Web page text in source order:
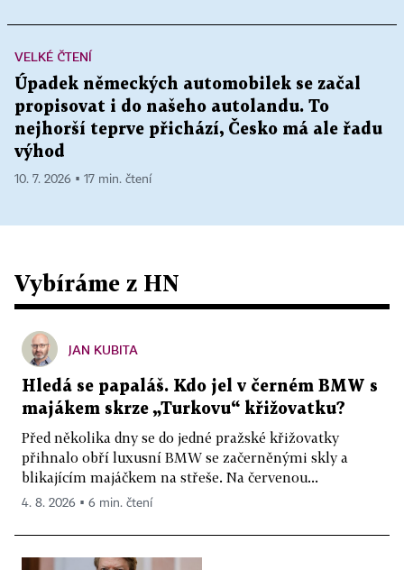
VELKÉ ČTENÍ
Úpadek německých automobilek se začal
propisovat i do našeho autolandu. To
nejhorší teprve přichází, Česko má ale řadu
výhod
10. 7. 2026 ▪ 17 min. čtení
Vybíráme z HN
JAN KUBITA
Hledá se papaláš. Kdo jel v černém BMW s
majákem skrze „Turkovu“ křižovatku?
Před několika dny se do jedné pražské křižovatky
přihnalo obří luxusní BMW se začerněnými skly a
blikajícím majáčkem na střeše. Na červenou...
4. 8. 2026 ▪ 6 min. čtení